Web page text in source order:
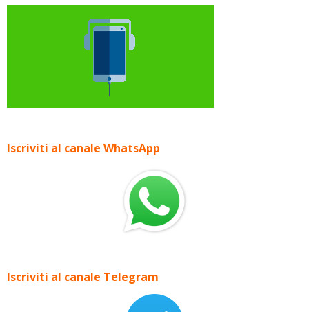
Iscriviti al canale WhatsApp
Iscriviti al canale Telegram